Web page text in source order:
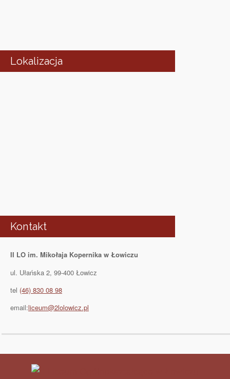
Lokalizacja
Kontakt
II LO im. Mikołaja Kopernika w Łowiczu
ul. Ułańska 2, 99-400 Łowicz
tel (46) 830 08 98
email:liceum@2lolowicz.pl